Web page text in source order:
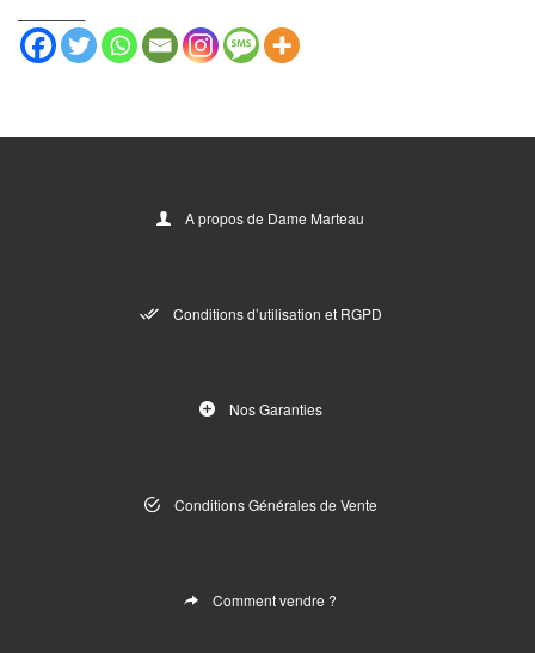
A propos de Dame Marteau
Conditions d’utilisation et RGPD
Nos Garanties
Conditions Générales de Vente
Comment vendre ?